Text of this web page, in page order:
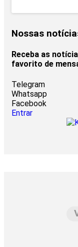
Nossas
Receba as
favorito de
Telegram
Whatsapp
Facebook
Entrar